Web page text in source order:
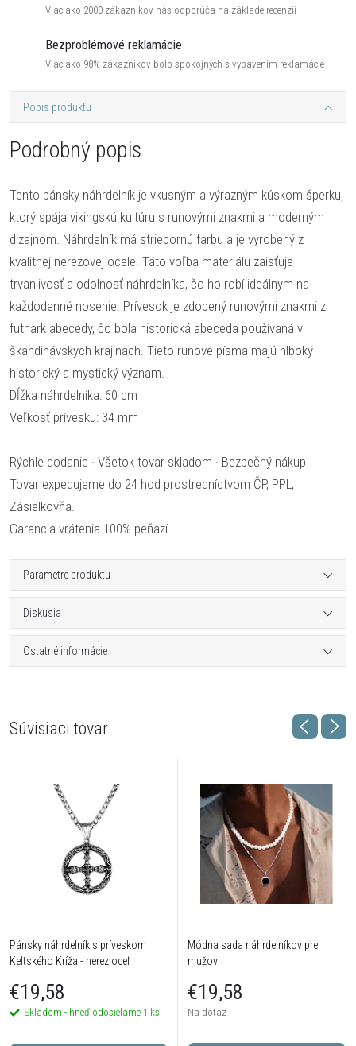
Viac ako 2000 zákazníkov nás odporúča na základe recenzií
Bezproblémové reklamácie
Viac ako 98% zákazníkov bolo spokojných s vybavením reklamácie
Popis produktu
Podrobný popis
Tento pánsky náhrdelník je vkusným a výrazným kúskom šperku,
ktorý spája vikingskú kultúru s runovými znakmi a moderným
dizajnom. Náhrdelník má striebornú farbu a je vyrobený z
kvalitnej nerezovej ocele. Táto voľba materiálu zaisťuje
trvanlivosť a odolnosť náhrdelníka, čo ho robí ideálnym na
každodenné nosenie. Prívesok je zdobený runovými znakmi z
futhark abecedy, čo bola historická abeceda používaná v
škandinávskych krajinách. Tieto runové písma majú hlboký
historický a mystický význam.
Dĺžka náhrdelníka: 60 cm
Veľkosť prívesku: 34 mm
Rýchle dodanie · Všetok tovar skladom · Bezpečný nákup
Tovar expedujeme do 24 hod prostredníctvom ČP, PPL,
Zásielkovňa.
Garancia vrátenia 100% peňazí
Parametre produktu
Diskusia
Ostatné informácie
Súvisiaci tovar
Pánsky náhrdelník s príveskom
Keltského Kríža - nerez oceľ
€19,58
Skladom - hneď odosielame 1 ks
Módna sada náhrdelníkov pre
mužov
€19,58
Na dotaz